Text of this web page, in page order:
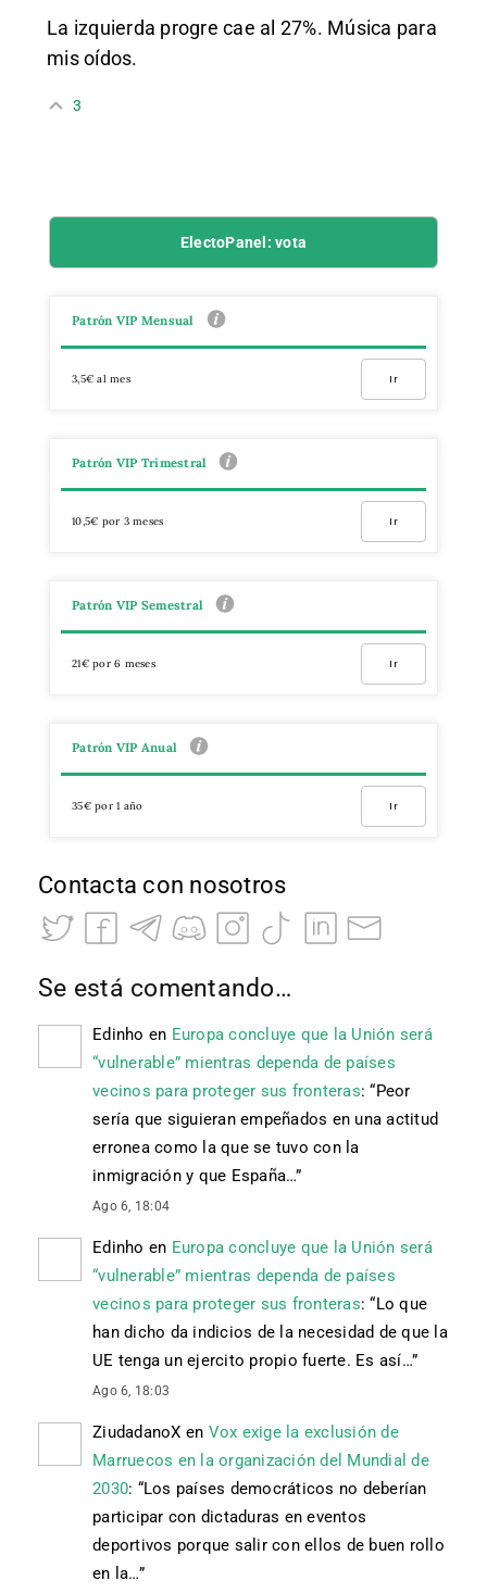
La izquierda progre cae al 27%. Música para
mis oídos.
3
ElectoPanel: vota
Patrón VIP Mensual
3,5€ al mes Ir
Patrón VIP Trimestral
10,5€ por 3 meses Ir
Patrón VIP Semestral
21€ por 6 meses Ir
Patrón VIP Anual
35€ por 1 año Ir
Contacta con nosotros
Se está comentando…
Edinho en Europa concluye que la Unión será
“vulnerable” mientras dependa de países
vecinos para proteger sus fronteras: “Peor
sería que siguieran empeñados en una actitud
erronea como la que se tuvo con la
inmigración y que España…”
Ago 6, 18:04
Edinho en Europa concluye que la Unión será
“vulnerable” mientras dependa de países
vecinos para proteger sus fronteras: “Lo que
han dicho da indicios de la necesidad de que la
UE tenga un ejercito propio fuerte. Es así…”
Ago 6, 18:03
ZiudadanoX en Vox exige la exclusión de
Marruecos en la organización del Mundial de
2030: “Los países democráticos no deberían
participar con dictaduras en eventos
deportivos porque salir con ellos de buen rollo
en la…”